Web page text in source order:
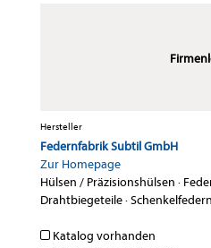
Hersteller
Federnfabrik Subtil GmbH
Zur Homepage
Hülsen / Präzisionshülsen ·
Drahtbiegeteile·Schenkelfedern
Katalog vorhanden